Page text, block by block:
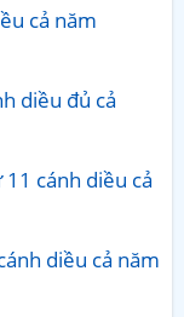
cả năm
diều đủ cả
cánh diều cả
diều cả năm